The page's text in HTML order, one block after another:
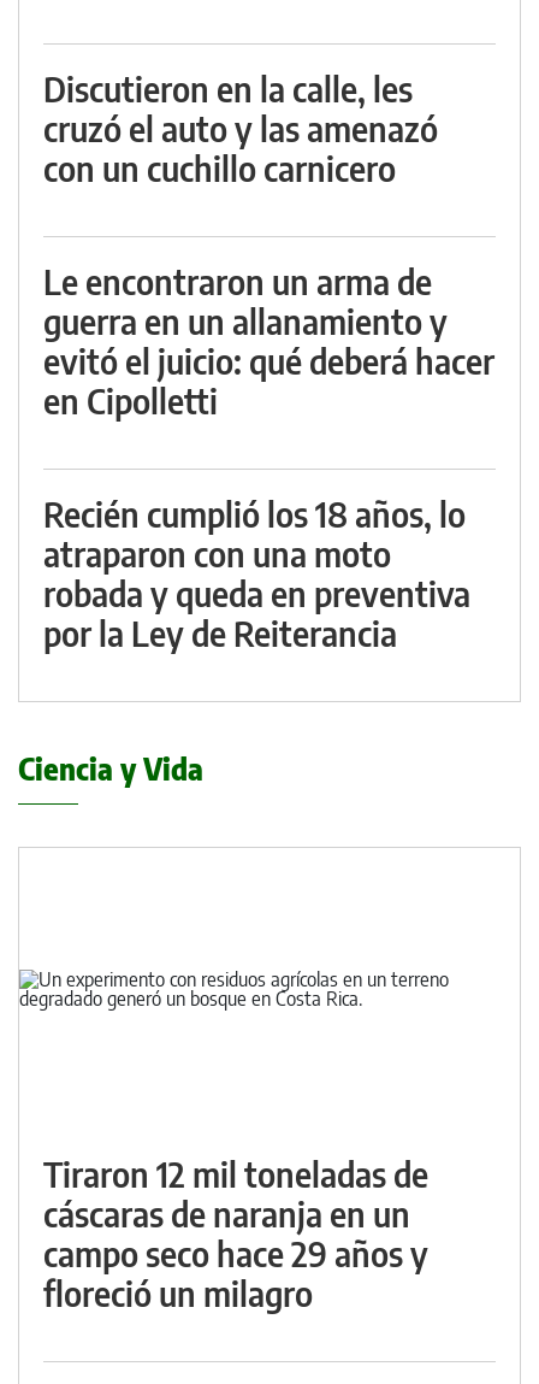
Discutieron en la calle, les
cruzó el auto y las amenazó
con un cuchillo carnicero
Le encontraron un arma de
guerra en un allanamiento y
evitó el juicio: qué deberá hacer
en Cipolletti
Recién cumplió los 18 años, lo
atraparon con una moto
robada y queda en preventiva
por la Ley de Reiterancia
Ciencia y Vida
Tiraron 12 mil toneladas de
cáscaras de naranja en un
campo seco hace 29 años y
floreció un milagro